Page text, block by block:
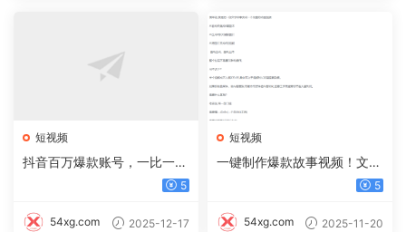
短视频
抖音百万爆款账号，一比一复
刻内容教程，从0-1实操课，
入10w+
5
54xg.com 2025-12-17
短视频
一键制作爆款故事视频！文字
秒变YouTube自动发布的傻瓜
5
54xg.com 2025-11-20